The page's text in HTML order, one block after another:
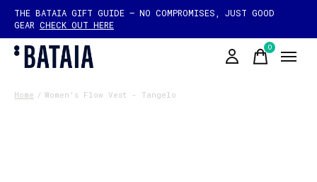
THE BATAIA GIFT GUIDE — NO COMPROMISES, JUST GOOD
GEAR CHECK OUT HERE
0items
Home / Women's Flow Vest - Tangelo